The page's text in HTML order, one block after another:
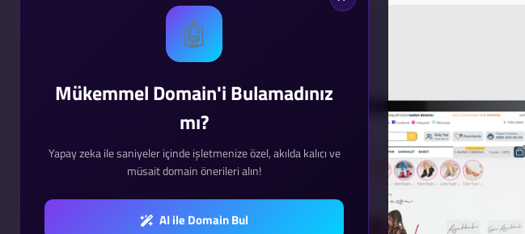
🤖
Mükemmel Domain'i Bulamadınız
mı?
Yapay zeka ile saniyeler içinde işletmenize özel, akılda kalıcı ve
müsait domain önerileri alın!
AI ile Domain Bul